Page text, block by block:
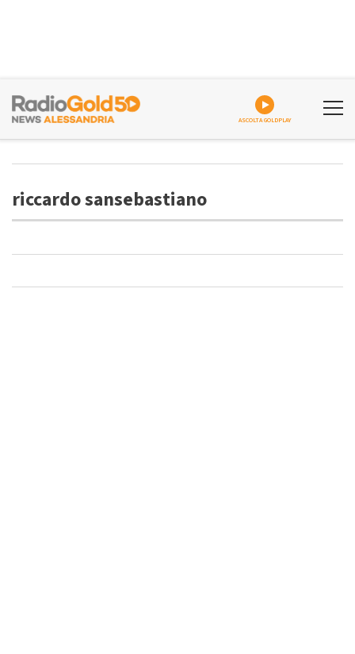
ASCOLTA GOLDPLAY
riccardo sansebastiano